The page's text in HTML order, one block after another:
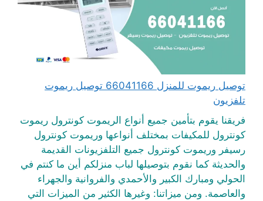
توصيل ريموت للمنزل 66041166 توصيل ريموت
تلفزيون
فريقنا يقوم بتأمين جميع أنواع الريموت كونترول ريموت
كونترول للمكيفات بمختلف أنواعها وريموت كونترول
رسيفر وريموت كونترول جميع التلفزيونات القديمة
والحديثة كما نقوم بتوصيلها لباب منزلكم أين ما كنتم في
الحولي ومبارك الكبير والأحمدي والفروانية والجهراء
والعاصمة. ومن ميزاتنا: وغيرها الكثير من الميزات التي